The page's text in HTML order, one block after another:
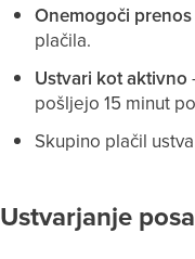
Onemogoči
plačila.
Ustvari kot aktivno
pošljejo 15 minut
Skupino plačil
Ustvarjanje